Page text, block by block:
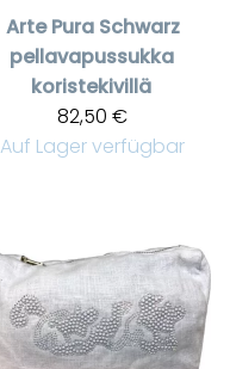
Arte Pura Schwarz
pellavapussukka
koristekivillä
82,50 €
Auf Lager verfügbar